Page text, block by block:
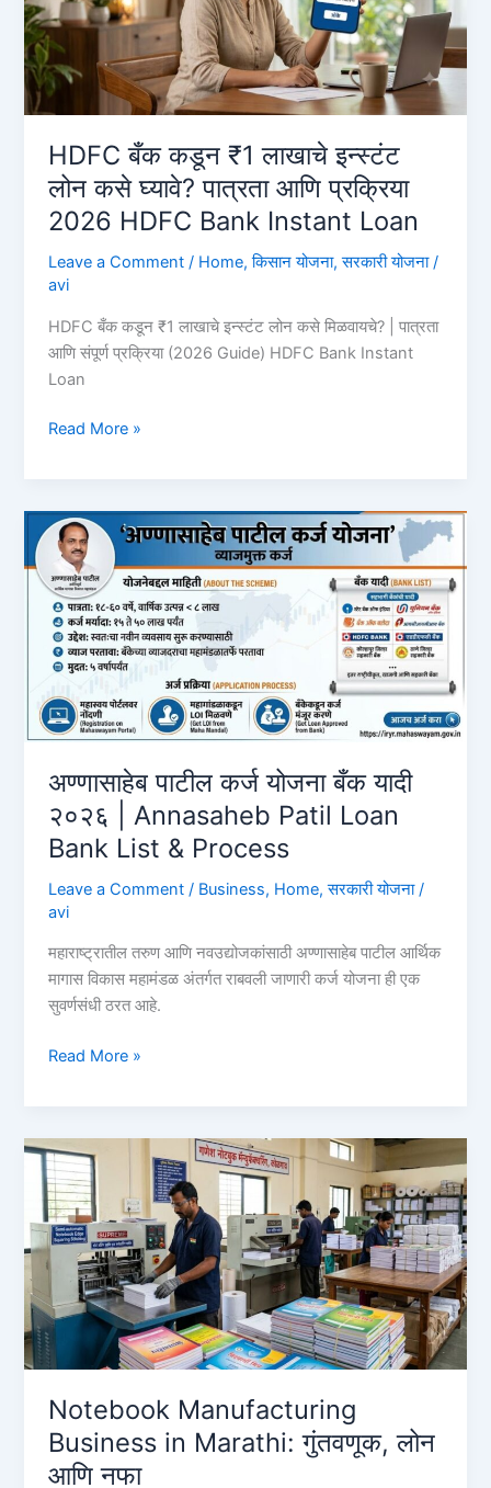
₹५
लाख,
पहा
ऑनलाईन
अर्ज
कसा
करावा?
Union
Bank
Loan
HDFC बँक कडून ₹1 लाखाचे इन्स्टंट
लोन कसे घ्यावे? पात्रता आणि प्रक्रिया
2026 HDFC Bank Instant Loan
Leave a Comment / Home,किसान योजना,सरकारी योजना/
avi
HDFC बँक कडून ₹1 लाखाचे इन्स्टंट लोन कसे मिळवायचे? | पात्रता
आणि संपूर्ण प्रक्रिया (2026 Guide) HDFC Bank Instant
Loan
HDFC
₹1
लाखाचे
इन्स्टंट
लोन
कसे
घ्यावे?
पात्रता
आणि
प्रक्रिया
2026
Bank
Instant
Loan
Read More »
अण्णासाहेब पाटील कर्ज योजना बँक यादी
२०२६ | Annasaheb Patil Loan
Bank List & Process
Leave a Comment / Business, Home,सरकारी योजना/
avi
महाराष्ट्रातील तरुण आणि नवउद्योजकांसाठी अण्णासाहेब पाटील आर्थिक
मागास विकास महामंडळ अंतर्गत राबवली जाणारी कर्ज योजना ही एक
सुवर्णसंधी ठरत आहे.
अण्णासाहेब
योजना
बँक
यादी
२०२६
|
Annasaheb
Patil
Loan
Bank
List
&
Process
Read More »
Notebook Manufacturing
Business in Marathi: गुंतवणूक, लोन
आणि नफा